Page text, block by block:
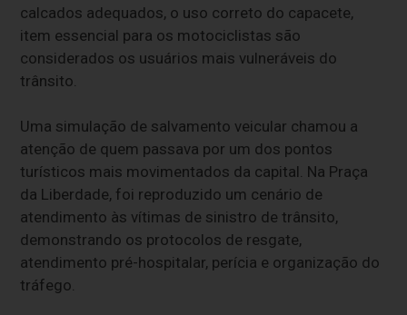
calcados adequados, o uso correto do capacete,
item essencial para os motociclistas são
considerados os usuários mais vulneráveis do
trânsito.
Uma simulação de salvamento veicular chamou a
atenção de quem passava por um dos pontos
turísticos mais movimentados da capital. Na Praça
da Liberdade, foi reproduzido um cenário de
atendimento às vítimas de sinistro de trânsito,
demonstrando os protocolos de resgate,
atendimento pré-hospitalar, perícia e organização do
tráfego.